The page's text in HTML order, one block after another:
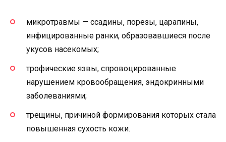
микротравмы — ссадины, порезы, царапины,
инфицированные ранки, образовавшиеся после
укусов насекомых;
трофические язвы, спровоцированные
нарушением кровообращения, эндокринными
заболеваниями;
трещины, причиной формирования которых стала
повышенная сухость кожи.